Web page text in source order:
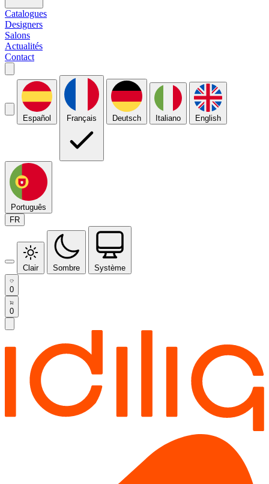
Catalogues
Designers
Salons
Actualités
Contact
Español Français Deutsch Italiano English
Português
FR
Clair Sombre Système
0
0